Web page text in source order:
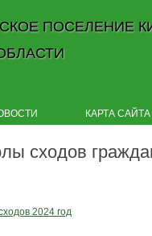
ПОСЕЛЕНИЕ
Skip
КАРТА САЙТА
сходов
2024 год